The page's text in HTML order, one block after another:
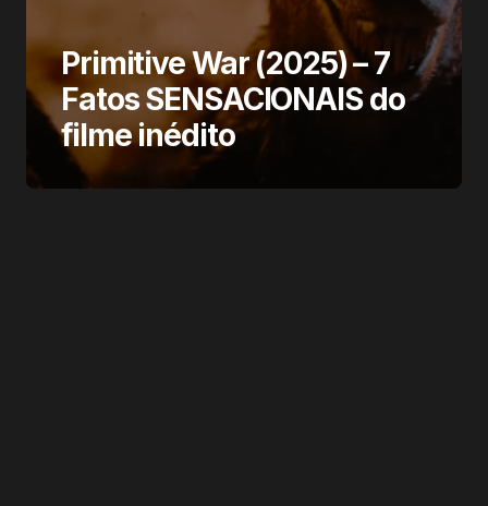
Primitive War (2025) – 7
Fatos SENSACIONAIS do
filme inédito